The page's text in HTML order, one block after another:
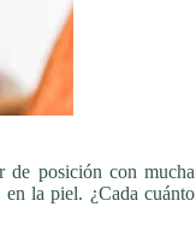
de posición con mucha
en la piel. ¿Cada cuánto